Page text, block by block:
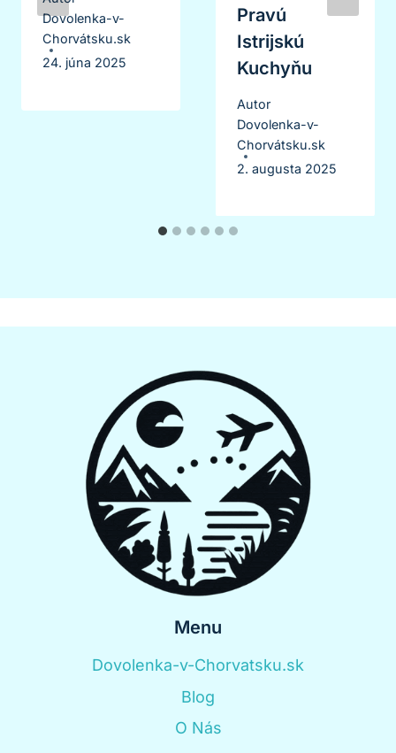
Dovolenka-v-
Chorvátsku.sk
24. júna 2025
Pravú
Istrijskú
Kuchyňu
Autor
Dovolenka-v-
Chorvátsku.sk
2. augusta 2025
Menu
Dovolenka-v-Chorvatsku.sk
Blog
O Nás